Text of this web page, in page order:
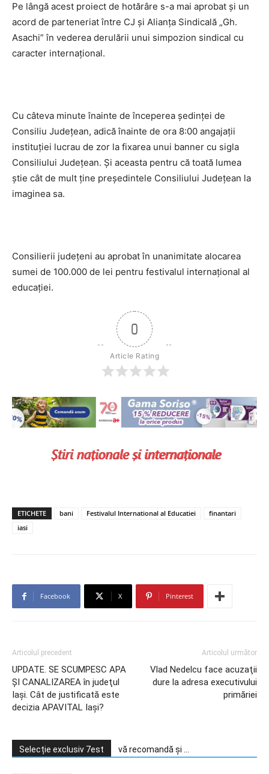
Pe lângă acest proiect de hotărâre s-a mai aprobat şi un
acord de parteneriat între CJ şi Alianţa Sindicală „Gh.
Asachi” în vederea derulării unui simpozion sindical cu
caracter internaţional.
Cu câteva minute înainte de începerea şedinţei de
Consiliu Judeţean, adică înainte de ora 8:00 angajaţii
instituţiei lucrau de zor la fixarea unui banner cu sigla
Consiliului Judeţean. Şi aceasta pentru că toată lumea
ştie cât de mult ţine preşedintele Consiliului Judeţean la
imaginea sa.
Consilierii judeţeni au aprobat în unanimitate alocarea
sumei de 100.000 de lei pentru festivalul internaţional al
educaţiei.
0
Article Rating
ETICHETE bani Festivalul International al Educatiei
finantari
iasi
Facebook X Pinterest
Articolul precedent
UPDATE. SE SCUMPESC APA
ŞI CANALIZAREA în judeţul
Iaşi. Cât de justificată este
decizia APAVITAL Iaşi?
Articolul următor
Vlad Nedelcu face acuzaţii
dure la adresa executivului
primăriei
Selecție exclusiv 7est vă recomandă și ...